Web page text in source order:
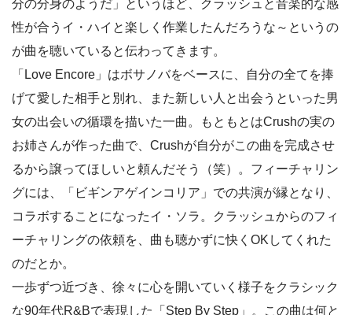
分の分身のようだ」というほど、クラッシュと音楽的な感
性が合うイ・ハイと楽しく作業したんだろうな～というの
が曲を聴いていると伝わってきます。
「Love Encore」はボサノバをベースに、自分の全てを捧
げて愛した相手と別れ、また新しい人と出会うといった男
女の出会いの循環を描いた一曲。もともとはCrushの実の
お姉さんが作った曲で、Crushが自分がこの曲を完成させ
るから譲ってほしいと頼んだそう（笑）。フィーチャリン
グには、「ビギンアゲインコリア」での共演が縁となり、
コラボすることになったイ・ソラ。クラッシュからのフィ
ーチャリングの依頼を、曲も聴かずに快くOKしてくれた
のだとか。
一歩ずつ近づき、徐々に心を開いていく様子をクラシック
な90年代R&Bで表現した「Step By Step」。この曲は何と